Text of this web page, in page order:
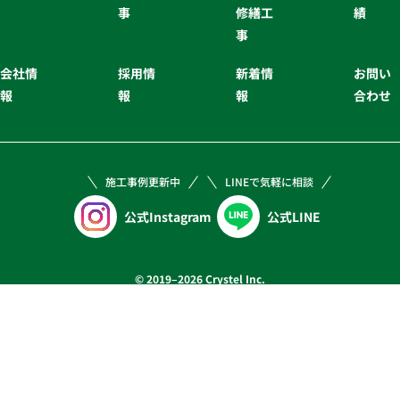
事
修繕工
事
績
会社情
報
採用情
報
新着情
報
お問い
合わせ
施工事例更新中
公式Instagram
LINEで気軽に相談
公式LINE
© 2019–2026 Crystel Inc.